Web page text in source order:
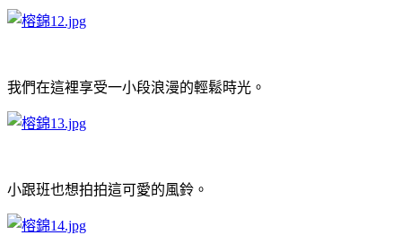
我們在這裡享受一小段浪漫的輕鬆時光。
小跟班也想拍拍這可愛的風鈴 。